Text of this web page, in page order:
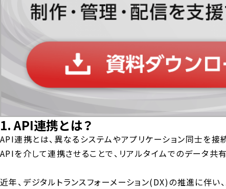
1. API連携とは？
API連携とは、異なるシステムやアプリケーション同士を
APIを介して連携させることで、リアルタイムでのデータ
近年、デジタルトランスフォーメーション(DX)の推進に伴